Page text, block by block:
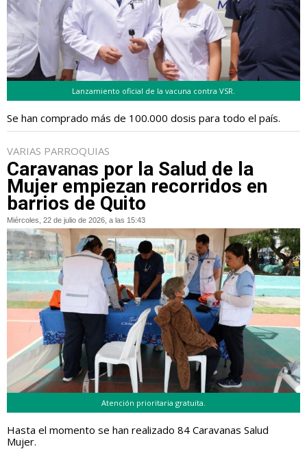
Lanzamiento oficial de la vacuna contra VSR.
Se han comprado más de 100.000 dosis para todo el país.
VARIAS PARROQUIAS
Caravanas por la Salud de la
Mujer empiezan recorridos en
barrios de Quito
Miércoles, 22 de julio de 2026, a las 15:43
Atención prioritaria gratuita.
Hasta el momento se han realizado 84 Caravanas Salud
Mujer.